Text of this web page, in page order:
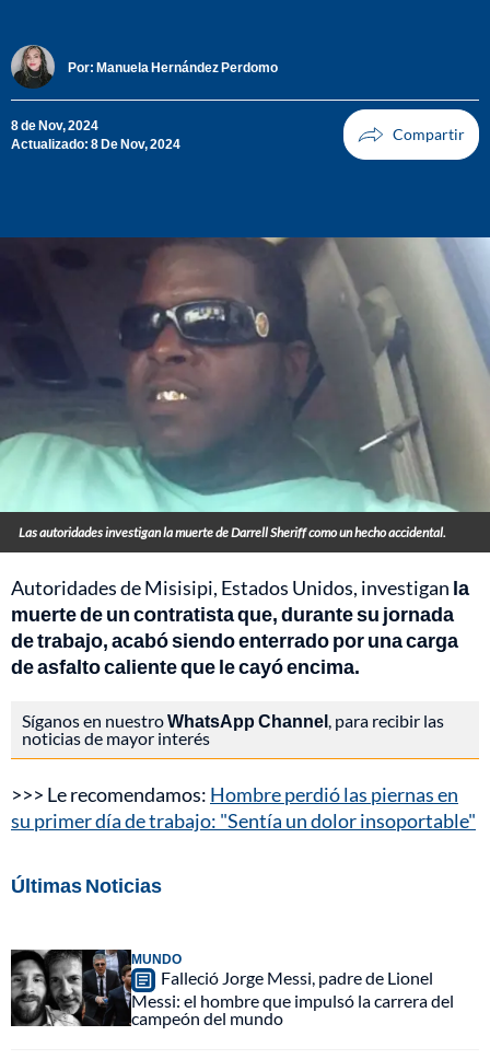
Por: Manuela Hernández Perdomo
8 de Nov, 2024
Actualizado: 8 De Nov, 2024
Las autoridades investigan la muerte de Darrell Sheriff como un hecho accidental.
Autoridades de Misisipi, Estados Unidos, investigan la
muerte de un contratista que, durante su jornada
de trabajo, acabó siendo enterrado por una carga
de asfalto caliente que le cayó encima.
Síganos en nuestroWhatsApp Channel, para recibir las
noticias de mayor interés
>>> Le recomendamos: Hombre perdió las piernas en
su primer día de trabajo: "Sentía un dolor insoportable"
Últimas Noticias
MUNDO
Falleció Jorge Messi, padre de Lionel
Messi: el hombre que impulsó la carrera del
campeón del mundo